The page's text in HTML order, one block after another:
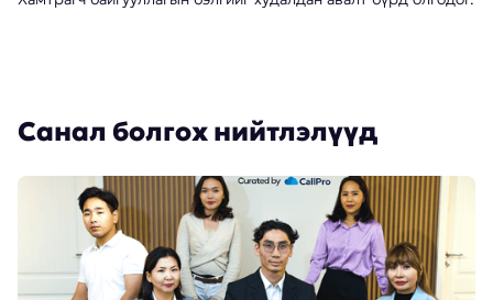
Санал болгох нийтлэлүүд